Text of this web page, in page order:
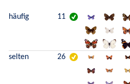
häufig 11
selten 26